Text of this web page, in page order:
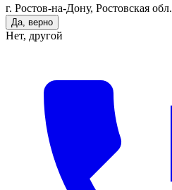
г. Ростов-на-Дону, Ростовская обл.
Да, верно
Нет, другой